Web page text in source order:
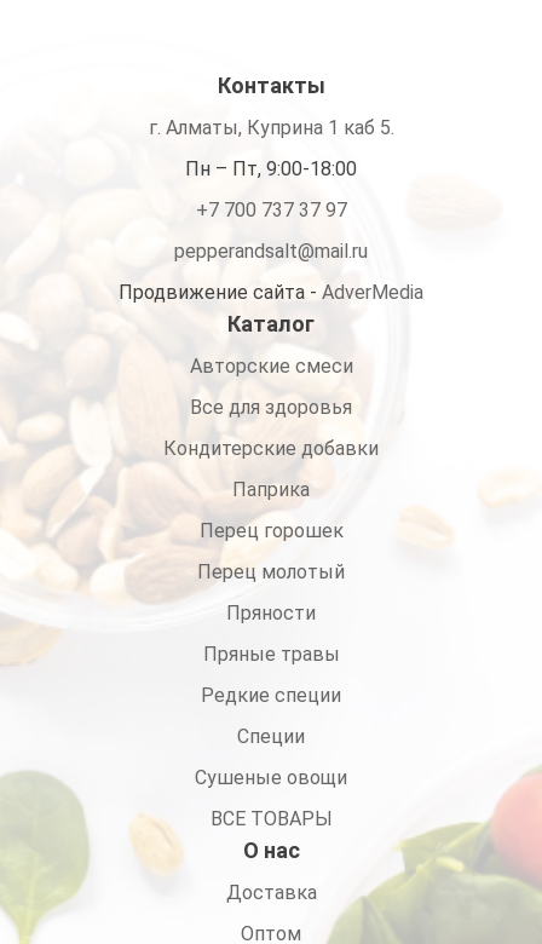
Контакты
г. Алматы, Куприна 1 каб 5.
Пн – Пт, 9:00-18:00
+7 700 737 37 97
pepperandsalt@mail.ru
Продвижение сайта - AdverMedia
Каталог
Авторские смеси
Все для здоровья
Кондитерские добавки
Паприка
Перец горошек
Перец молотый
Пряности
Пряные травы
Редкие специи
Специи
Сушеные овощи
ВСЕ ТОВАРЫ
О нас
Доставка
Оптом